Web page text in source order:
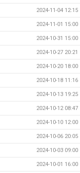
2024-11-04 12:15
2024-11-01 15:00
2024-10-31 15:00
2024-10-27 20:21
2024-10-20 18:00
2024-10-18 11:16
2024-10-13 19:25
2024-10-12 08:47
2024-10-10 12:00
2024-10-06 20:05
2024-10-03 09:00
2024-10-01 16:00